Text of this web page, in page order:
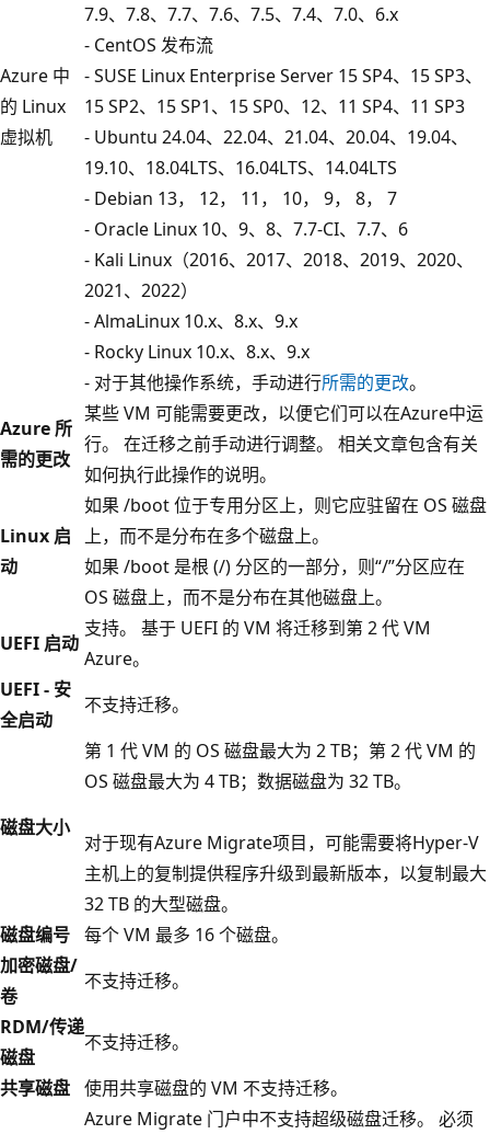
Azure 中
的 Linux
虚拟机
7.9、7.8、7.7、7.6、7.5、7.4、7.0、6.x
- CentOS 发布流
- SUSE Linux Enterprise Server 15 SP4、15 SP3、
15 SP2、15 SP1、15 SP0、12、11 SP4、11 SP3
- Ubuntu 24.04、22.04、21.04、20.04、19.04、
19.10、18.04LTS、16.04LTS、14.04LTS
- Debian 13， 12， 11， 10， 9， 8， 7
- Oracle Linux 10、9、8、7.7-CI、7.7、6
- Kali Linux（2016、2017、2018、2019、2020、
2021、2022）
- AlmaLinux 10.x、8.x、9.x
- Rocky Linux 10.x、8.x、9.x
- 对于其他操作系统，手动进行所需的更改。
Azure 所
需的更改
某些 VM 可能需要更改，以便它们可以在Azure中运
行。 在迁移之前手动进行调整。 相关文章包含有关
如何执行此操作的说明。
Linux 启
动
如果 /boot 位于专用分区上，则它应驻留在 OS 磁盘
上，而不是分布在多个磁盘上。
如果 /boot 是根 (/) 分区的一部分，则“/”分区应在
OS 磁盘上，而不是分布在其他磁盘上。
UEFI 启动
支持。 基于 UEFI 的 VM 将迁移到第 2 代 VM
Azure。
UEFI - 安
全启动
不支持迁移。
磁盘大小
第 1 代 VM 的 OS 磁盘最大为 2 TB；第 2 代 VM 的
OS 磁盘最大为 4 TB；数据磁盘为 32 TB。
对于现有Azure Migrate项目，可能需要将Hyper-V
主机上的复制提供程序升级到最新版本，以复制最大
32 TB 的大型磁盘。
磁盘编号 每个 VM 最多 16 个磁盘。
加密磁盘/
卷
不支持迁移。
RDM/传递
磁盘
不支持迁移。
共享磁盘 使用共享磁盘的 VM 不支持迁移。
Azure Migrate 门户中不支持超级磁盘迁移。 必须